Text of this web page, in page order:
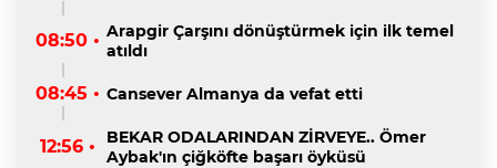
08:50 • Arapgir Çarşını dönüştürmek için ilk temel
atıldı
08:45 • Cansever Almanya da vefat etti
12:56 •
BEKAR ODALARINDAN ZİRVEYE.. Ömer
Aybak'ın çiğköfte başarı öyküsü